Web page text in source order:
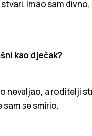
Imao sam
kao dječak?
nevaljao, a roditelji
sam se smirio.